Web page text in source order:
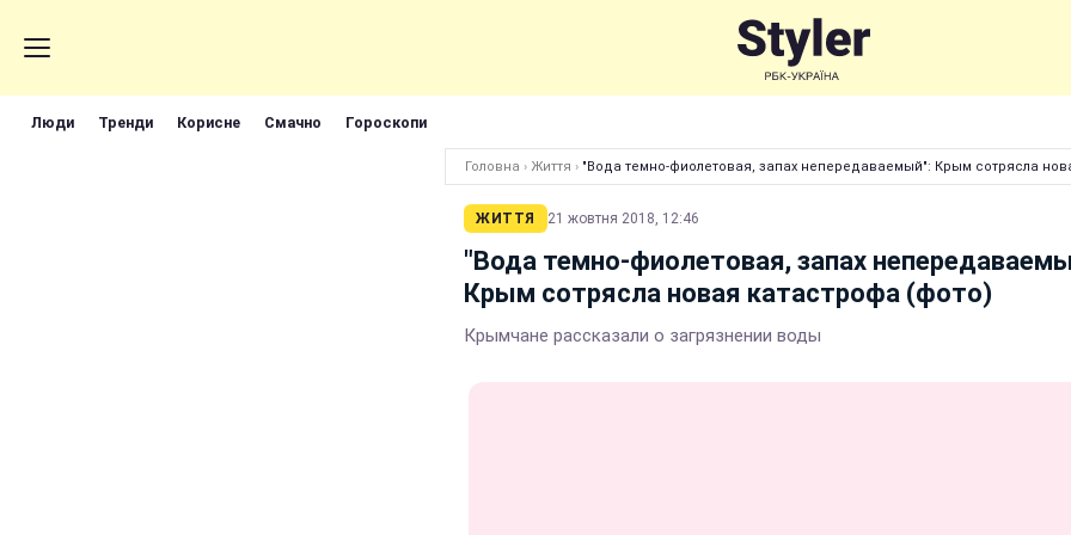
Люди Тренди Корисне Смачно Гороскопи
Головна › Життя › "Вода темно-фиолетовая, запах непередаваемый": Крым сотрясла
ЖИТТЯ 21 жовтня 2018, 12:46
"Вода темно-фиолетовая, запах
Крым сотрясла новая катастрофа (фото)
Крымчане рассказали о загрязнении воды